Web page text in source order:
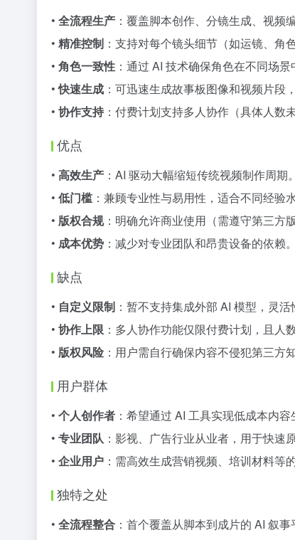
• 全流程生产 ：覆盖脚本创作、分镜生成、视频
• 精准控制 ：支持对每个镜头细节（如运镜、角
• 角色一致性 ：通过 AI 技术确保角色在不同场景
•快速生成 ：可迅速生成故事板图像和视频片段
• 协作支持 ：付费计划支持多人协作（具体人数
优点
• 高效生产 ：AI 驱动大幅缩短传统视频制作周期。
• 低门槛：兼顾专业性与易用性，适合不同经验
• 版权合规：明确允许商业使用（需遵守第三方
• 成本优势 ：减少对专业团队和昂贵设备的依赖。
缺点
• 自定义限制 ：暂不支持集成外部 AI 模型，灵活
• 协作上限 ：多人协作功能仅限付费计划，且人
• 版权风险：用户需自行确保内容不侵犯第三方知
用户群体
• 个人创作者 ：希望通过 AI 工具实现低成本内
• 专业团队 ：影视、广告行业从业者，用于快速
• 企业用户 ：需高效生成营销视频、培训材料等
独特之处
• 全流程整合 ：首个覆盖从脚本到成片的 AI 叙事